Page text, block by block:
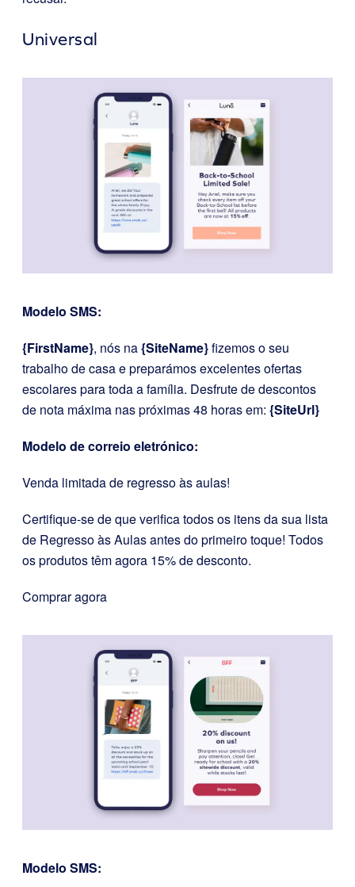
Universal
Modelo SMS:
{FirstName}, nós na{SiteName}fizemos o seu
trabalho de casa e preparámos excelentes ofertas
escolares para toda a família. Desfrute de descontos
de nota máxima nas próximas 48 horas em: {SiteUrl}
Modelo de correio eletrónico:
Venda limitada de regresso às aulas!
Certifique-se de que verifica todos os itens da sua lista
de Regresso às Aulas antes do primeiro toque! Todos
os produtos têm agora 15% de desconto.
Comprar agora
Modelo SMS: